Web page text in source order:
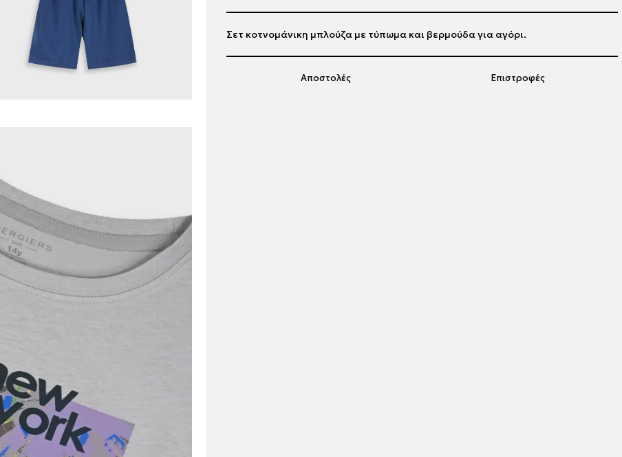
Αποστολές Επιστροφές
Σετ κοτνομάνικη μπλούζα με τύπωμα και βερμούδα για αγόρι.